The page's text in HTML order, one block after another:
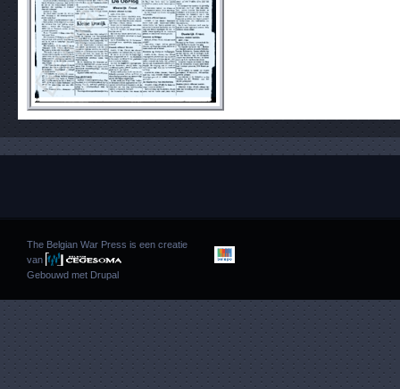
The Belgian War Press is een creatie
van
Gebouwd met Drupal